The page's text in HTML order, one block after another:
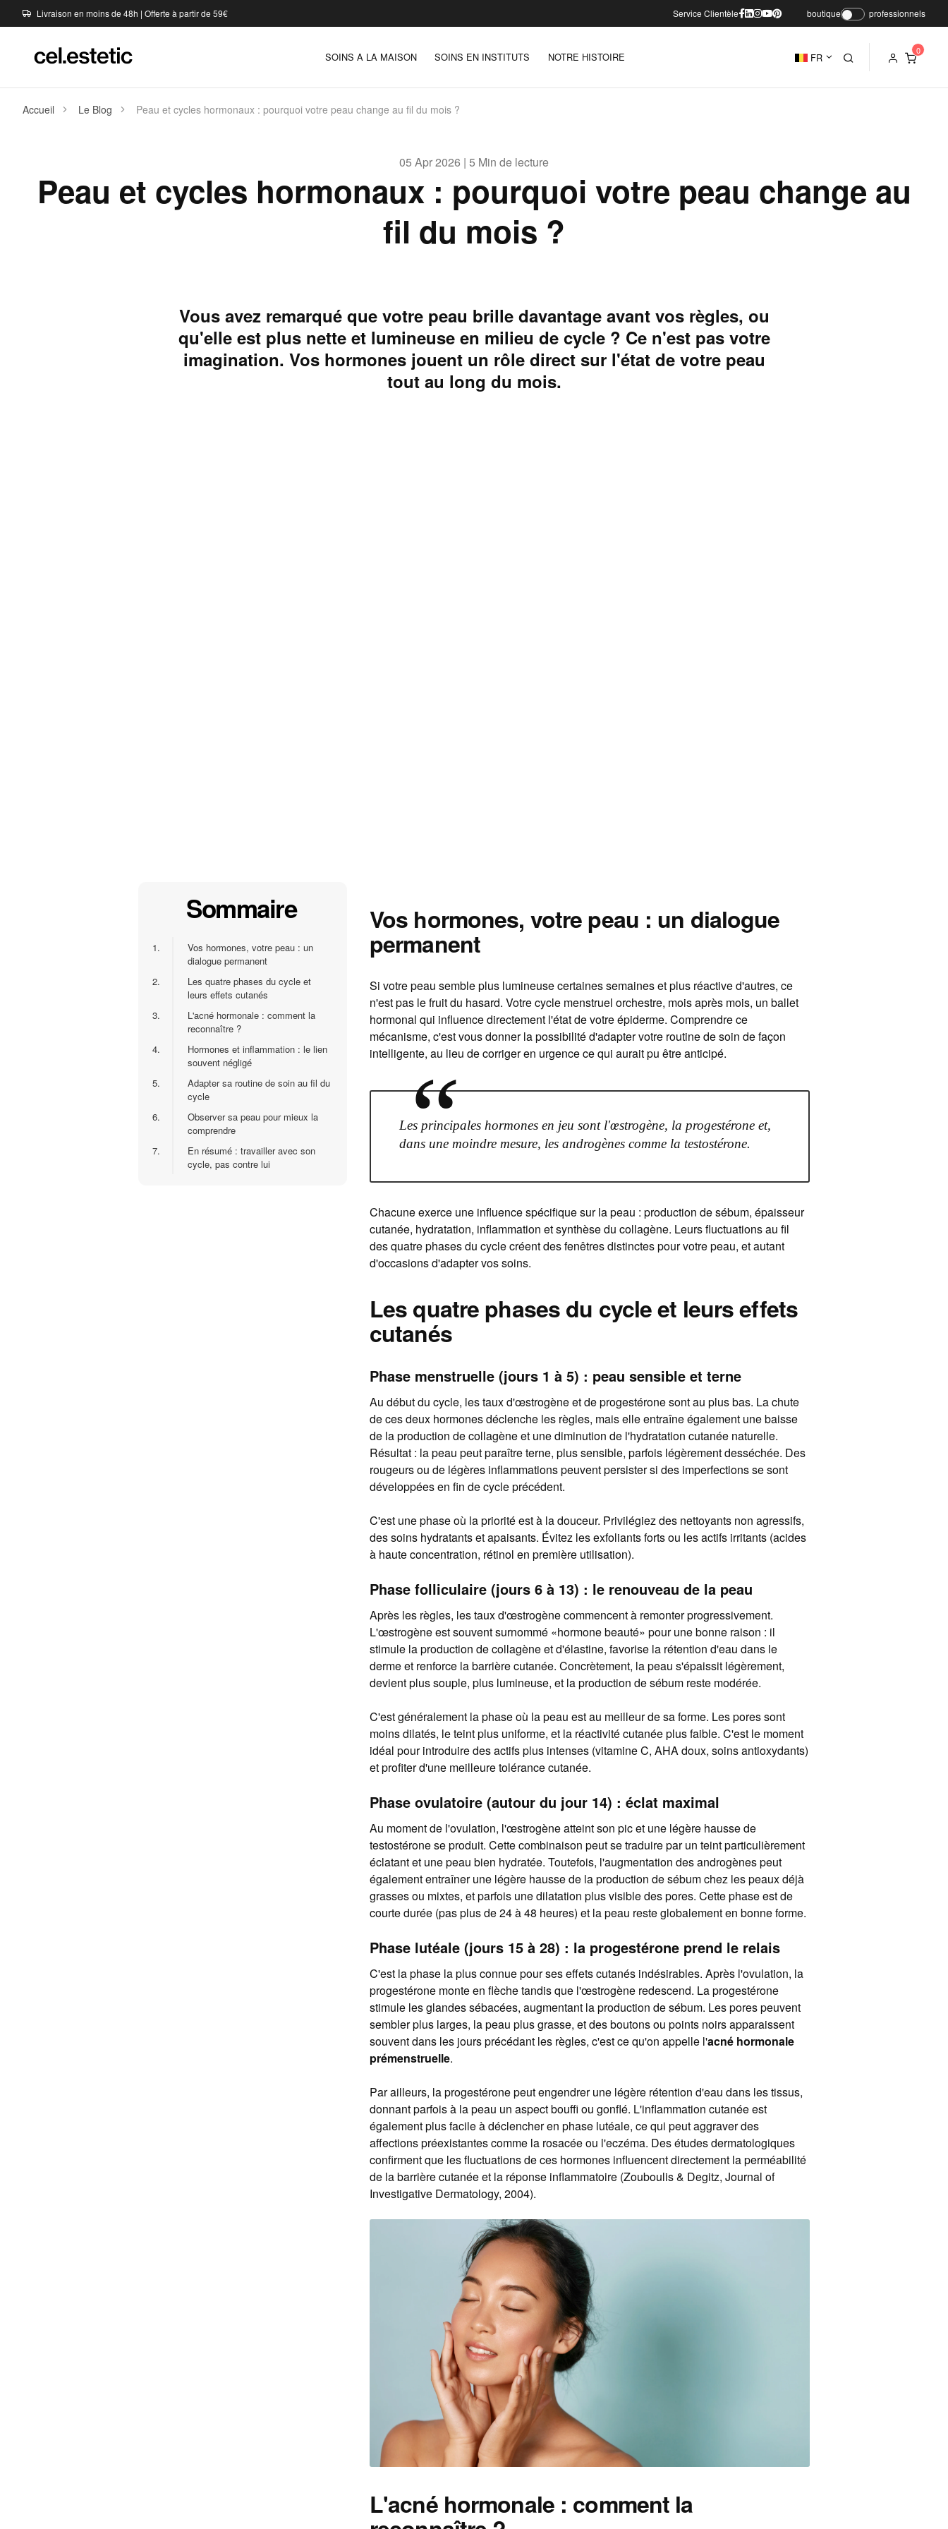
Livraison en moins de 48h | Offerte à partir de 59€ Service Clientèle boutique professionnels
SOINS A LA MAISON SOINS EN INSTITUTS NOTRE HISTOIRE FR
Accueil Le Blog Peau et cycles hormonaux : pourquoi votre peau change au fil du mois ?
05 Apr 2026 | 5 Min de lecture
Peau et cycles hormonaux : pourquoi votre peau change au
fil du mois ?
Vous avez remarqué que votre peau brille davantage avant vos règles, ou
qu'elle est plus nette et lumineuse en milieu de cycle ? Ce n'est pas votre
imagination. Vos hormones jouent un rôle direct sur l'état de votre peau
tout au long du mois.
Sommaire
1.
Vos hormones, votre peau : un
dialogue permanent
2.
Les quatre phases du cycle et
leurs effets cutanés
3.
L'acné hormonale : comment la
reconnaître ?
4.
Hormones et inflammation : le lien
souvent négligé
5.
Adapter sa routine de soin au fil du
cycle
6.
Observer sa peau pour mieux la
comprendre
7.
En résumé : travailler avec son
cycle, pas contre lui
Vos hormones, votre peau : un dialogue
permanent
Si votre peau semble plus lumineuse certaines semaines et plus réactive d'autres, ce
n'est pas le fruit du hasard. Votre cycle menstruel orchestre, mois après mois, un ballet
hormonal qui influence directement l'état de votre épiderme. Comprendre ce
mécanisme, c'est vous donner la possibilité d'adapter votre routine de soin de façon
intelligente, au lieu de corriger en urgence ce qui aurait pu être anticipé.
“
Les principales hormones en jeu sont l'œstrogène, la progestérone et,
dans une moindre mesure, les androgènes comme la testostérone.
Chacune exerce une influence spécifique sur la peau : production de sébum, épaisseur
cutanée, hydratation, inflammation et synthèse du collagène. Leurs fluctuations au fil
des quatre phases du cycle créent des fenêtres distinctes pour votre peau, et autant
d'occasions d'adapter vos soins.
Les quatre phases du cycle et leurs effets
cutanés
Phase menstruelle (jours 1 à 5) : peau sensible et terne
Au début du cycle, les taux d'œstrogène et de progestérone sont au plus bas. La chute
de ces deux hormones déclenche les règles, mais elle entraîne également une baisse
de la production de collagène et une diminution de l'hydratation cutanée naturelle.
Résultat : la peau peut paraître terne, plus sensible, parfois légèrement desséchée. Des
rougeurs ou de légères inflammations peuvent persister si des imperfections se sont
développées en fin de cycle précédent.
C'est une phase où la priorité est à la douceur. Privilégiez des nettoyants non agressifs,
des soins hydratants et apaisants. Évitez les exfoliants forts ou les actifs irritants (acides
à haute concentration, rétinol en première utilisation).
Phase folliculaire (jours 6 à 13) : le renouveau de la peau
Après les règles, les taux d'œstrogène commencent à remonter progressivement.
L'œstrogène est souvent surnommé «hormone beauté» pour une bonne raison : il
stimule la production de collagène et d'élastine, favorise la rétention d'eau dans le
derme et renforce la barrière cutanée. Concrètement, la peau s'épaissit légèrement,
devient plus souple, plus lumineuse, et la production de sébum reste modérée.
C'est généralement la phase où la peau est au meilleur de sa forme. Les pores sont
moins dilatés, le teint plus uniforme, et la réactivité cutanée plus faible. C'est le moment
idéal pour introduire des actifs plus intenses (vitamine C, AHA doux, soins antioxydants)
et profiter d'une meilleure tolérance cutanée.
Phase ovulatoire (autour du jour 14) : éclat maximal
Au moment de l'ovulation, l'œstrogène atteint son pic et une légère hausse de
testostérone se produit. Cette combinaison peut se traduire par un teint particulièrement
éclatant et une peau bien hydratée. Toutefois, l'augmentation des androgènes peut
également entraîner une légère hausse de la production de sébum chez les peaux déjà
grasses ou mixtes, et parfois une dilatation plus visible des pores. Cette phase est de
courte durée (pas plus de 24 à 48 heures) et la peau reste globalement en bonne forme.
Phase lutéale (jours 15 à 28) : la progestérone prend le relais
C'est la phase la plus connue pour ses effets cutanés indésirables. Après l'ovulation, la
progestérone monte en flèche tandis que l'œstrogène redescend. La progestérone
stimule les glandes sébacées, augmentant la production de sébum. Les pores peuvent
sembler plus larges, la peau plus grasse, et des boutons ou points noirs apparaissent
souvent dans les jours précédant les règles, c'est ce qu'on appelle l'acné hormonale
prémenstruelle.
Par ailleurs, la progestérone peut engendrer une légère rétention d'eau dans les tissus,
donnant parfois à la peau un aspect bouffi ou gonflé. L'inflammation cutanée est
également plus facile à déclencher en phase lutéale, ce qui peut aggraver des
affections préexistantes comme la rosacée ou l'eczéma. Des études dermatologiques
confirment que les fluctuations de ces hormones influencent directement la perméabilité
de la barrière cutanée et la réponse inflammatoire (Zouboulis & Degitz, Journal of
Investigative Dermatology, 2004).
L'acné hormonale : comment la